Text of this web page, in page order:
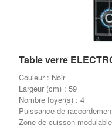
Table verre
Couleur : Noir
Largeur (cm) : 59
Nombre foyer(s) : 4
Puissance de
Zone de cuisson